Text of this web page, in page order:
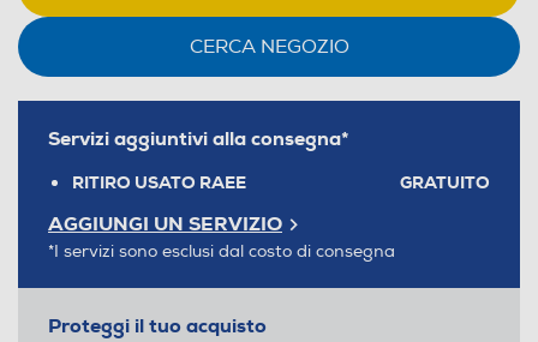
CERCA NEGOZIO
Servizi aggiuntivi alla consegna*
RITIRO USATO RAEE GRATUITO
AGGIUNGI UN SERVIZIO
*I servizi sono esclusi dal costo di consegna
Proteggi il tuo acquisto